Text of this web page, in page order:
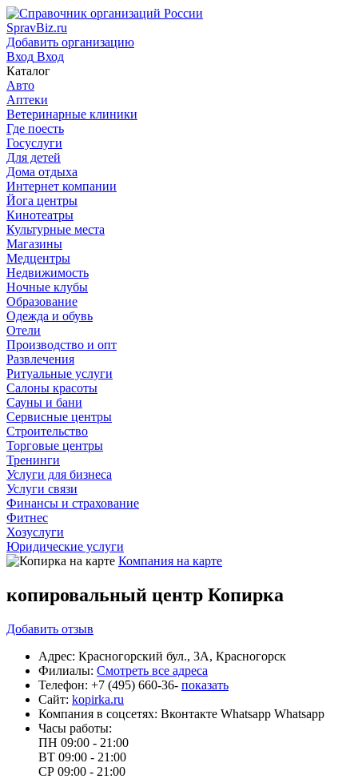
SpravBiz.ru
Добавить организацию
Вход Вход
Каталог
Авто
Аптеки
Ветеринарные клиники
Где поесть
Госуслуги
Для детей
Дома отдыха
Интернет компании
Йога центры
Кинотеатры
Культурные места
Магазины
Медцентры
Недвижимость
Ночные клубы
Образование
Одежда и обувь
Отели
Производство и опт
Развлечения
Ритуальные услуги
Салоны красоты
Сауны и бани
Сервисные центры
Строительство
Торговые центры
Тренинги
Услуги для бизнеса
Услуги связи
Финансы и страхование
Фитнес
Хозуслуги
Юридические услуги
Компания на карте
копировальный центр Копирка
Добавить отзыв
Адрес: Красногорский бул., 3А, Красногорск
Филиалы: Смотреть все адреса
Телефон: +7 (495) 660-36- показать
Сайт: kopirka.ru
Компания в соцсетях: Вконтакте Whatsapp Whatsapp
Часы работы:
ПН 09:00 - 21:00
ВТ 09:00 - 21:00
СР 09:00 - 21:00